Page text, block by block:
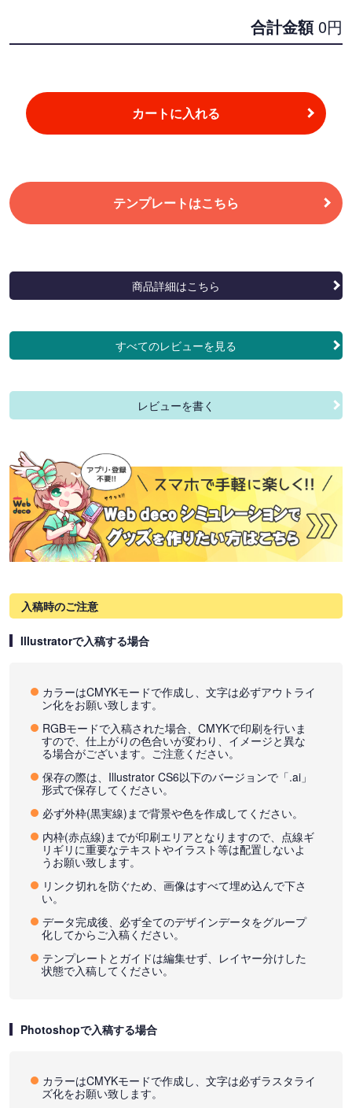
合計金額 0円
カートに入れる
テンプレートはこちら
商品詳細はこちら
すべてのレビューを見る
レビューを書く
入稿時のご注意
Illustratorで入稿する場合
カラーはCMYKモードで作成し、文字は必ずアウトライ
ン化をお願い致します。
RGBモードで入稿された場合、CMYKで印刷を行いま
すので、仕上がりの色合いが変わり、イメージと異な
る場合がございます。ご注意ください。
保存の際は、Illustrator CS6以下のバージョンで「.ai」
形式で保存してください。
必ず外枠(黒実線)まで背景や色を作成してください。
内枠(赤点線)までが印刷エリアとなりますので、点線ギ
リギリに重要なテキストやイラスト等は配置しないよ
うお願い致します。
リンク切れを防ぐため、画像はすべて埋め込んで下さ
い。
データ完成後、必ず全てのデザインデータをグループ
化してからご入稿ください。
テンプレートとガイドは編集せず、レイヤー分けした
状態で入稿してください。
Photoshopで入稿する場合
カラーはCMYKモードで作成し、文字は必ずラスタライ
ズ化をお願い致します。